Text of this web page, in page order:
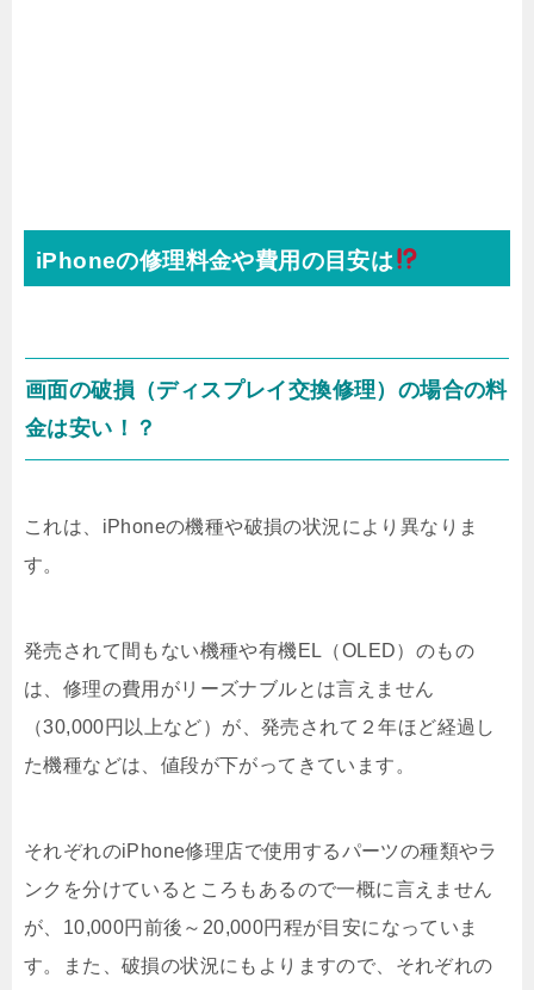
iPhoneの修理料金や費用の目安は
画面の破損（ディスプレイ交換修理）の場合の料
金は安い！？
これは、iPhoneの機種や破損の状況により異なりま
す。
発売されて間もない機種や有機EL（OLED）のもの
は、修理の費用がリーズナブルとは言えません
（30,000円以上など）が、発売されて２年ほど経過し
た機種などは、値段が下がってきています。
それぞれのiPhone修理店で使用するパーツの種類やラ
ンクを分けているところもあるので一概に言えません
が、10,000円前後～20,000円程が目安になっていま
す。また、破損の状況にもよりますので、それぞれの